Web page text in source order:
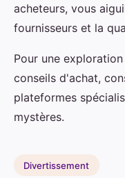
acheteurs, vous
fournisseurs et la
Pour une
conseils d'achat,
plateformes
mystères.
Divertissement